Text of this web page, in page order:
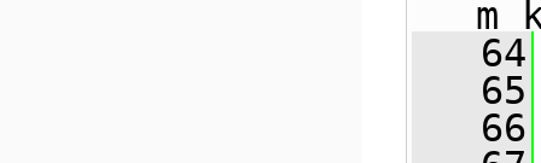
   64
   65
   66